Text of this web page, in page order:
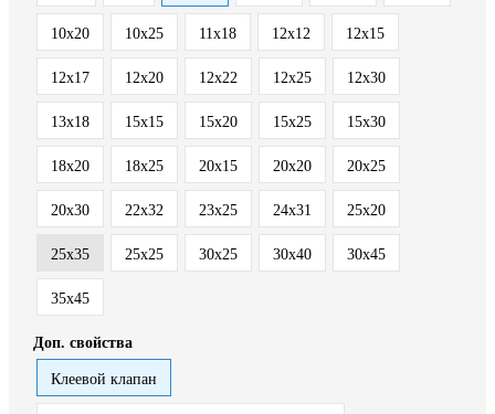
10x20 10x25 11x18 12x12 12x15
12x17 12x20 12x22 12x25 12x30
13x18 15x15 15x20 15x25 15x30
18x20 18x25 20x15 20x20 20x25
20x30 22x32 23x25 24x31 25x20
25x35 25х25 30x25 30x40 30x45
35x45
Доп. свойства
Клеевой клапан